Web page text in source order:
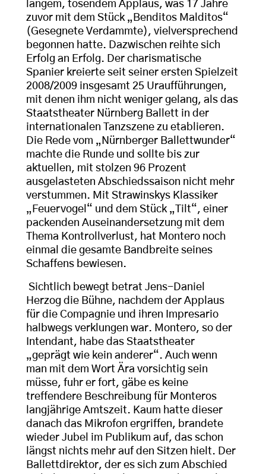
langem, tosendem Applaus, was 17 Jahre
zuvor mit dem Stück „Benditos Malditos“
(Gesegnete Verdammte), vielversprechend
begonnen hatte. Dazwischen reihte sich
Erfolg an Erfolg. Der charismatische
Spanier kreierte seit seiner ersten Spielzeit
2008/2009 insgesamt 25 Uraufführungen,
mit denen ihm nicht weniger gelang, als das
Staatstheater Nürnberg Ballett in der
internationalen Tanzszene zu etablieren.
Die Rede vom „Nürnberger Ballettwunder“
machte die Runde und sollte bis zur
aktuellen, mit stolzen 96 Prozent
ausgelasteten Abschiedssaison nicht mehr
verstummen. Mit Strawinskys Klassiker
„Feuervogel“ und dem Stück „Tilt“, einer
packenden Auseinandersetzung mit dem
Thema Kontrollverlust, hat Montero noch
einmal die gesamte Bandbreite seines
Schaffens bewiesen.
Sichtlich bewegt betrat Jens-Daniel
Herzog die Bühne, nachdem der Applaus
für die Compagnie und ihren Impresario
halbwegs verklungen war. Montero, so der
Intendant, habe das Staatstheater
„geprägt wie kein anderer“. Auch wenn
man mit dem Wort Ära vorsichtig sein
müsse, fuhr er fort, gäbe es keine
treffendere Beschreibung für Monteros
langjährige Amtszeit. Kaum hatte dieser
danach das Mikrofon ergriffen, brandete
wieder Jubel im Publikum auf, das schon
längst nichts mehr auf den Sitzen hielt. Der
Ballettdirektor, der es sich zum Abschied